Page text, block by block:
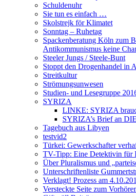
Schuldenuhr
Sie tun es einfach …
Skolstrejk för Klimatet
Sonntag – Ruhetag
Spackenberatung Köln zum
Antikommunismus keine
Steeler Jungs / Steele-Bunt
Stoppt den Drogenhandel in
Streitkultur
Strömungsunwesen
Studien- und Lesegruppe
SYRIZA
LINKE: SYRIZA
SYRIZA’s Brief an
Tagebuch aus Libyen
testvid2
Türkei: Gewerkschafter
TV-Tipp: Eine Detektivin für
Über Pluralismus und
Unterschriftenliste
Verklagt! Prozess am
Versteckte Seite zum